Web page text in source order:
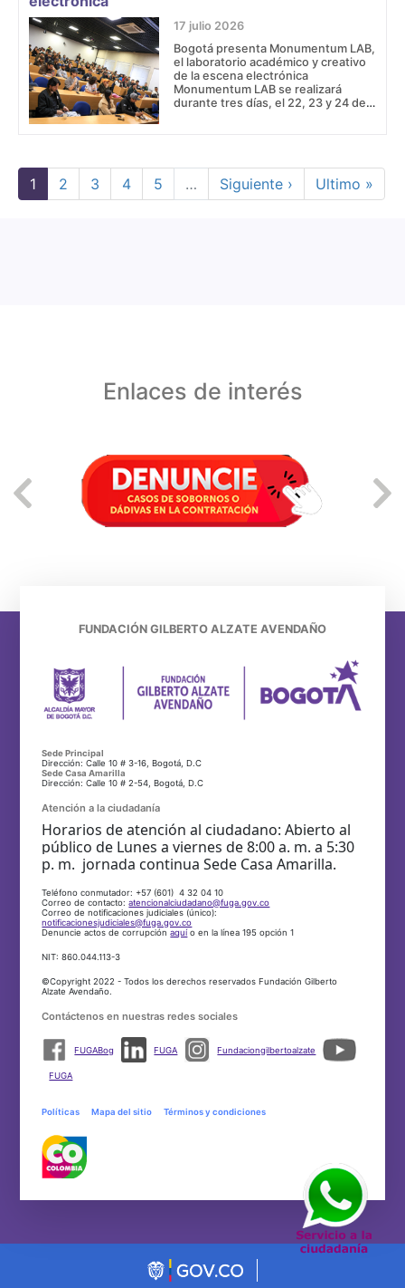
17 julio 2026
Bogotá presenta Monumentum LAB,
el laboratorio académico y creativo
de la escena electrónica
Monumentum LAB se realizará
durante tres días, el 22, 23 y 24 de
Paginación
Página actual
1 Page
2 Page
3 Page
4 Page
5 … Siguiente página
Siguiente › Última
Ultimo »
Enlaces de interés
FUNDACIÓN GILBERTO ALZATE AVENDAÑO
Sede Principal
Dirección: Calle 10 # 3-16, Bogotá, D.C
Sede Casa Amarilla
Dirección: Calle 10 # 2-54, Bogotá, D.C
Atención a la ciudadanía
Horarios de atención al ciudadano: Abierto al
público de Lunes a viernes de 8:00 a. m. a 5:30
p. m. jornada continua Sede Casa Amarilla.
Teléfono conmutador: +57 (601) 4 32 04 10
Correo de contacto:atencionalciudadano@fuga.gov.co
Correo de notificaciones judiciales (único):
notificacionesjudiciales@fuga.gov.co
Denuncie actos de corrupciónaquío en la línea 195 opción 1
NIT: 860.044.113-3
©Copyright 2022 - Todos los derechos reservados Fundación Gilberto
Alzate Avendaño.
Contáctenos en nuestras redes sociales
FUGABog FUGA Fundaciongilbertoalzate
FUGA
Políticas Mapa del sitio Términos y condiciones